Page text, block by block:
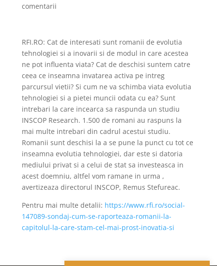
comentarii
RFI.RO: Cat de interesati sunt romanii de evolutia
tehnologiei si a inovarii si de modul in care acestea
ne pot influenta viata? Cat de deschisi suntem catre
ceea ce inseamna invatarea activa pe intreg
parcursul vietii? Si cum ne va schimba viata evolutia
tehnologiei si a pietei muncii odata cu ea? Sunt
intrebari la care incearca sa raspunda un studiu
INSCOP Research. 1.500 de romani au raspuns la
mai multe intrebari din cadrul acestui studiu.
Romanii sunt deschisi la a se pune la punct cu tot ce
inseamna evolutia tehnologiei, dar este si datoria
mediului privat si a celui de stat sa investeasca in
acest doemniu, altfel vom ramane in urma ,
avertizeaza directorul INSCOP, Remus Stefureac.
Pentru mai multe detalii: https://www.rfi.ro/social-
147089-sondaj-cum-se-raporteaza-romanii-la-
capitolul-la-care-stam-cel-mai-prost-inovatia-si